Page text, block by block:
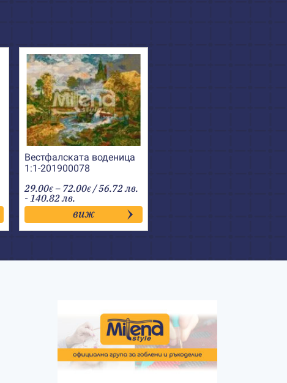
Вестфалската воденица
1:1-201900078
29.00€ – 72.00€Price
range:
29.00€
through
72.00€
/ 56.72 лв.
- 140.82 лв.
виж